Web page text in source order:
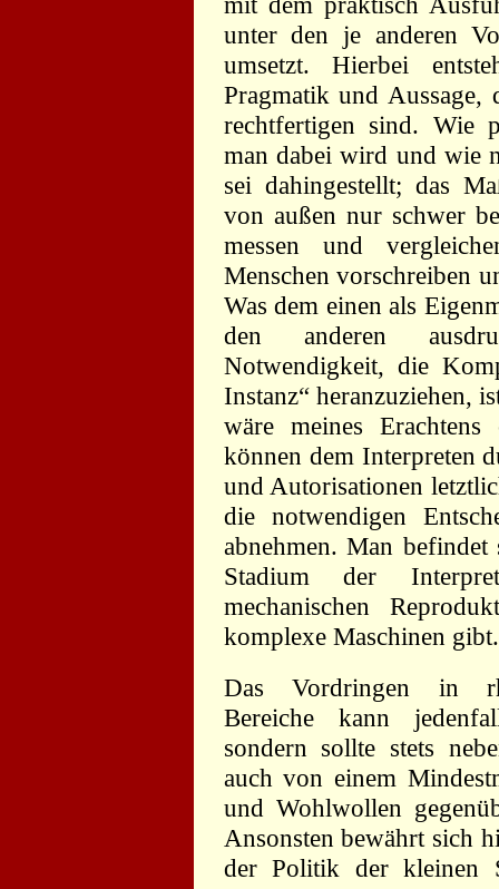
unter den je anderen
umsetzt. Hierbei
Pragmatik und
rechtfertigen sind. Wie
man dabei wird und wie
sei dahingestellt; das
von außen nur schwer
messen und
Menschen vorschreiben
Was dem einen als
den anderen
Notwendigkeit, die
Instanz“ heranzuziehen,
wäre meines
können dem Interpreten
und Autorisationen
die notwendigen
abnehmen. Man
Stadium der
mechanischen
komplexe Maschinen gibt.
Das Vordringen in
Bereiche kann
sondern sollte stets
auch von einem
und Wohlwollen
Ansonsten bewährt sich
der Politik der kleinen